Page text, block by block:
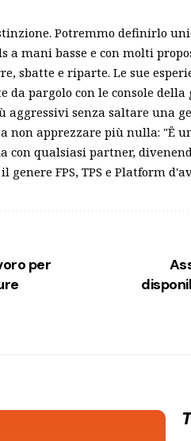
Potremmo definirlo
a mani basse e con molti
sbatte e riparte. Le sue
pargolo con le console della
aggressivi senza saltare una
non apprezzare più nulla: "Ë
con qualsiasi partner,
genere FPS, TPS e Platform
per